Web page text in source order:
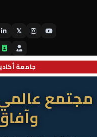
جامعة
𝕏جامعة أيبكسي
تعليم